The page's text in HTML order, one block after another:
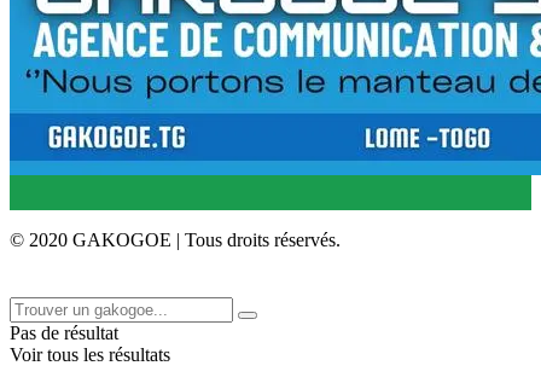
© 2020 GAKOGOE | Tous droits réservés.
Pas de résultat
Voir tous les résultats